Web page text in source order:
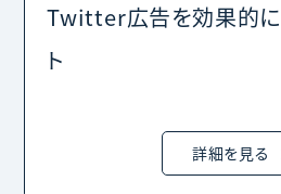
Twitter広告を効果的に
ト
詳細を見る